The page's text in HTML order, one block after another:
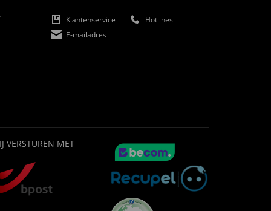
Klantenservice
Hotlines
E-mailadres
VERSTUREN MET